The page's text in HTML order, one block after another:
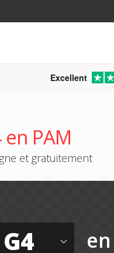
Excellent
PAM
et gratuitement
G4 en